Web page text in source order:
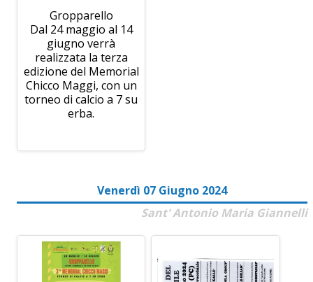
Gropparello
Dal 24 maggio al 14
giugno verrà
realizzata la terza
edizione del Memorial
Chicco Maggi, con un
torneo di calcio a 7 su
erba.
Venerdì 07 Giugno 2024
Sant' Antonio Maria Giannelli